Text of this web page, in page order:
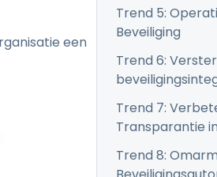
Trend 5:
Beveiliging
Trend 6:
Trend 7:
Transparantie
Trend 8:
een